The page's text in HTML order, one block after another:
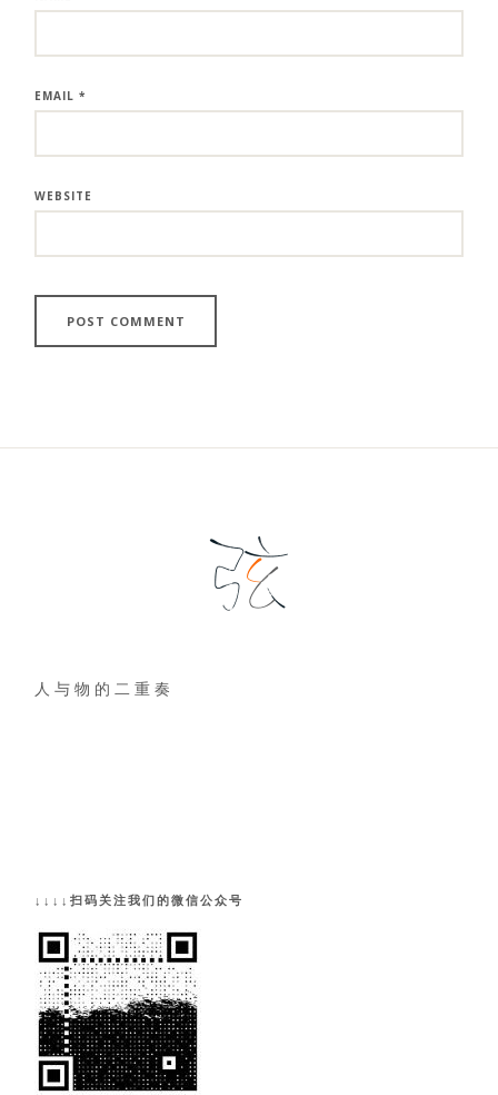
EMAIL*
WEBSITE
人 与 物 的 二 重 奏
↓↓↓↓扫码关注我们的微信公众号